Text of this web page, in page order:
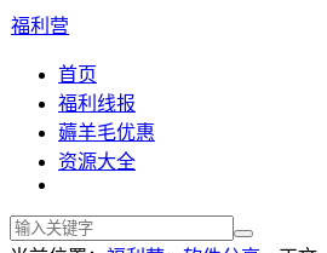
福利营
首页
福利线报
薅羊毛优惠
资源大全